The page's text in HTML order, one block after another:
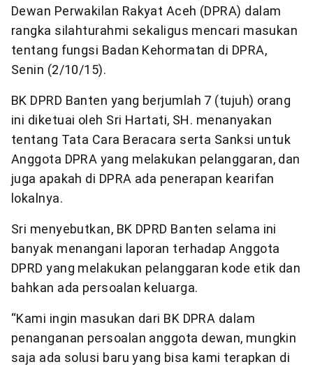
Dewan Perwakilan Rakyat Aceh (DPRA) dalam
rangka silahturahmi sekaligus mencari masukan
tentang fungsi Badan Kehormatan di DPRA,
Senin (2/10/15).
BK DPRD Banten yang berjumlah 7 (tujuh) orang
ini diketuai oleh Sri Hartati, SH. menanyakan
tentang Tata Cara Beracara serta Sanksi untuk
Anggota DPRA yang melakukan pelanggaran, dan
juga apakah di DPRA ada penerapan kearifan
lokalnya.
Sri menyebutkan, BK DPRD Banten selama ini
banyak menangani laporan terhadap Anggota
DPRD yang melakukan pelanggaran kode etik dan
bahkan ada persoalan keluarga.
“Kami ingin masukan dari BK DPRA dalam
penanganan persoalan anggota dewan, mungkin
saja ada solusi baru yang bisa kami terapkan di